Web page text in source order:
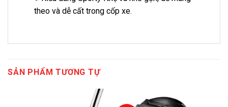
theo và dễ cất trong cốp xe.
SẢN PHẨM TƯƠNG TỰ